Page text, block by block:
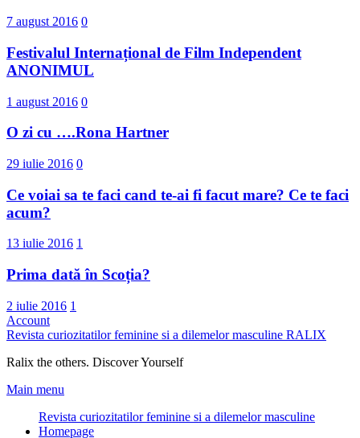
7 august 2016 0
Festivalul Internațional de Film Independent
ANONIMUL
1 august 2016 0
O zi cu ….Rona Hartner
29 iulie 2016 0
Ce voiai sa te faci cand te-ai fi facut mare? Ce te faci
acum?
13 iulie 2016 1
Prima dată în Scoția?
2 iulie 2016 1
Account
Revista curiozitatilor feminine si a dilemelor masculine RALIX
Ralix the others. Discover Yourself
Main menu
Revista curiozitatilor feminine si a dilemelor masculine
Homepage